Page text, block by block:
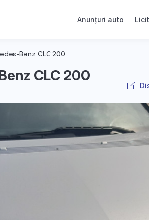
Anunțuri auto
Benz CLC 200
CLC 200